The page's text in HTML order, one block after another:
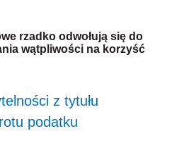
rzadko odwołują się do
wątpliwości na korzyść